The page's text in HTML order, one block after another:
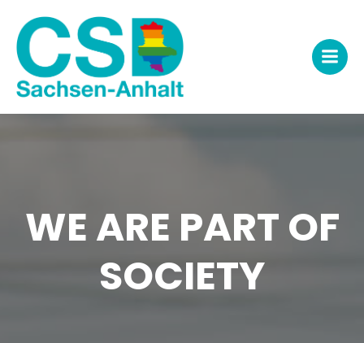
springen
WE ARE PART OF
SOCIETY